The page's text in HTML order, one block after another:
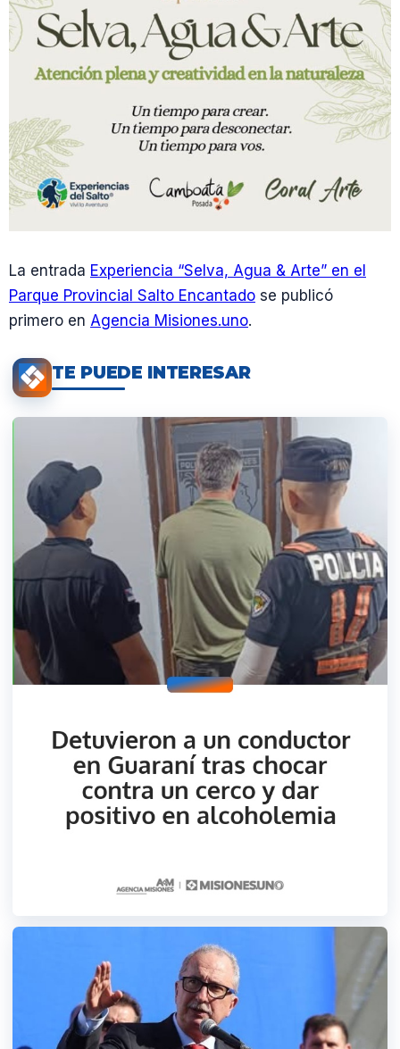
La entrada Experiencia “Selva, Agua & Arte” en el
Parque Provincial Salto Encantado se publicó
primero en Agencia Misiones.uno.
TE PUEDE INTERESAR